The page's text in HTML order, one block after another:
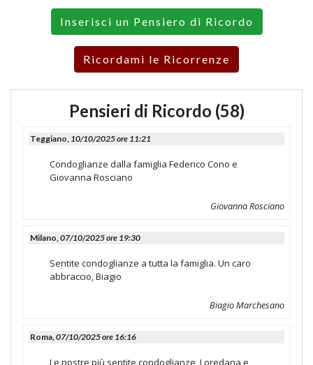
Inserisci un Pensiero di Ricordo
Ricordami le Ricorrenze
Pensieri di Ricordo (58)
Teggiano, 10/10/2025 ore 11:21
Condoglianze dalla famiglia Federico Cono e
Giovanna Rosciano
Giovanna Rosciano
Milano,07/10/2025 ore 19:30
Sentite condoglianze a tutta la famiglia. Un caro
abbraccio, Biagio
Biagio Marchesano
Roma,07/10/2025 ore 16:16
Le nostre più sentite condoglianze. Loredana e